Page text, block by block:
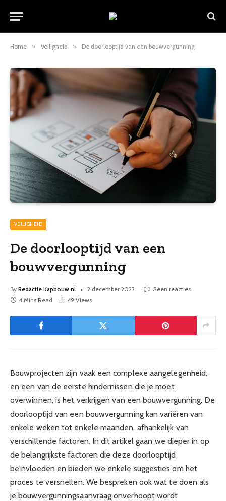
Home » Veiligheid » De doorlooptijd van een bouwvergunning
VEILIGHEID
De doorlooptijd van een
bouwvergunning
By Redactie Kapbouw.nl 2 december 2023
Geen reacties
4 Mins Read
49 Views
Bouwprojecten zijn vaak een complexe aangelegenheid,
en een van de eerste hindernissen die je moet
overwinnen, is het verkrijgen van een bouwvergunning. De
doorlooptijd van een bouwvergunning kan variëren van
enkele weken tot enkele maanden, afhankelijk van
verschillende factoren. In dit artikel gaan we dieper in op
de belangrijkste factoren die deze doorlooptijd
beïnvloeden en bieden we enkele suggesties om het
proces te versnellen. We bespreken ook wat te doen als
je bouwvergunningsaanvraag onverhoopt wordt